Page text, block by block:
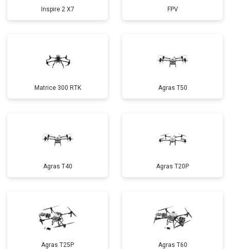
Inspire 2 X7 FPV
Matrice 300 RTK Agras T50
Agras T40 Agras T20P
Agras T25P Agras T60